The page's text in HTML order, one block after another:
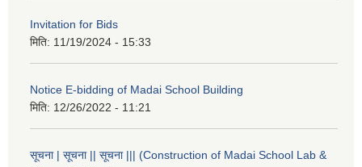
Invitation for Bids
मिति: 11/19/2024 - 15:33
Notice E-bidding of Madai School Building
मिति: 12/26/2022 - 11:21
सूचना | सूचना || सूचना ||| (Construction of Madai School Lab &